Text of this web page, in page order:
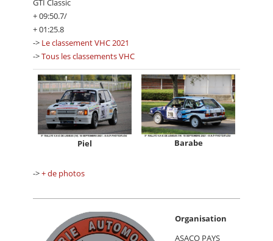
GTI Classic
+ 09:50.7/
+ 01:25.8
-> Le classement VHC 2021
->Tous les classements VHC
Piel Barabe
->+ de photos
Organisation
ASACO PAYS